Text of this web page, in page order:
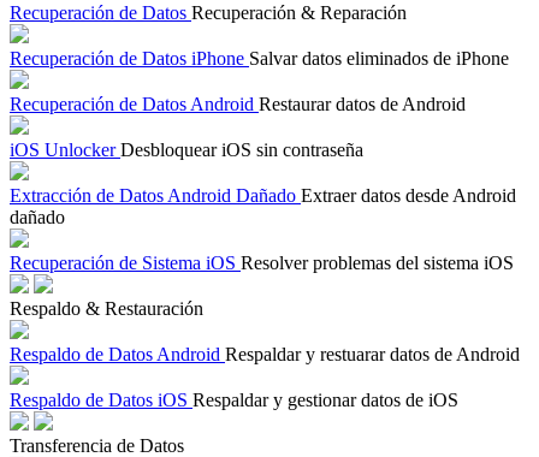
Recuperación de Datos Recuperación & Reparación
Recuperación de Datos iPhone Salvar datos eliminados de iPhone
Recuperación de Datos Android Restaurar datos de Android
iOS Unlocker Desbloquear iOS sin contraseña
Extracción de Datos Android Dañado Extraer datos desde Android
dañado
Recuperación de Sistema iOS Resolver problemas del sistema iOS
Respaldo & Restauración
Respaldo de Datos Android Respaldar y restuarar datos de Android
Respaldo de Datos iOS Respaldar y gestionar datos de iOS
Transferencia de Datos